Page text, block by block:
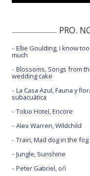
Fuengirola - con la
Incendios - Abierto
Invasiones - Abierto
Julio y Fina - Abierto
Las ocho y diez -
Lo hicimos - Abierto
No soy yo, eres tú
Perfecta - con Luis
PRO.
Ellie Goulding, I know too
much
Blossoms, Songs from
wedding cake
La Casa Azul, Fauna y
subacuática
Tokio Hotel, Encore
Alex Warren, Wildchild
Train, Mad dog in the fog
Jungle, Sunshine
Peter Gabriel, o/i